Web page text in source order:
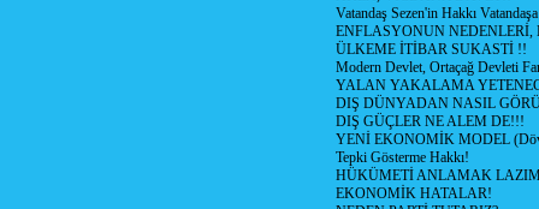
Vatandaş Sezen'in Hakkı
ENFLASYONUN NEDENLERİ,
ÜLKEME İTİBAR SUKASTİ !!
Modern Devlet, Ortaçağ Devleti
YALAN YAKALAMA
DIŞ DÜNYADAN NASIL
DIŞ GÜÇLER NE ALEM DE!!!
YENİ EKONOMİK MODEL
Tepki Gösterme Hakkı!
HÜKÜMETİ ANLAMAK
EKONOMİK HATALAR!